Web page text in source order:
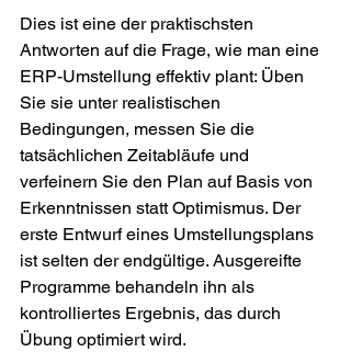
Dies ist eine der praktischsten
Antworten auf die Frage, wie man eine
ERP-Umstellung effektiv plant: Üben
Sie sie unter realistischen
Bedingungen, messen Sie die
tatsächlichen Zeitabläufe und
verfeinern Sie den Plan auf Basis von
Erkenntnissen statt Optimismus. Der
erste Entwurf eines Umstellungsplans
ist selten der endgültige. Ausgereifte
Programme behandeln ihn als
kontrolliertes Ergebnis, das durch
Übung optimiert wird.